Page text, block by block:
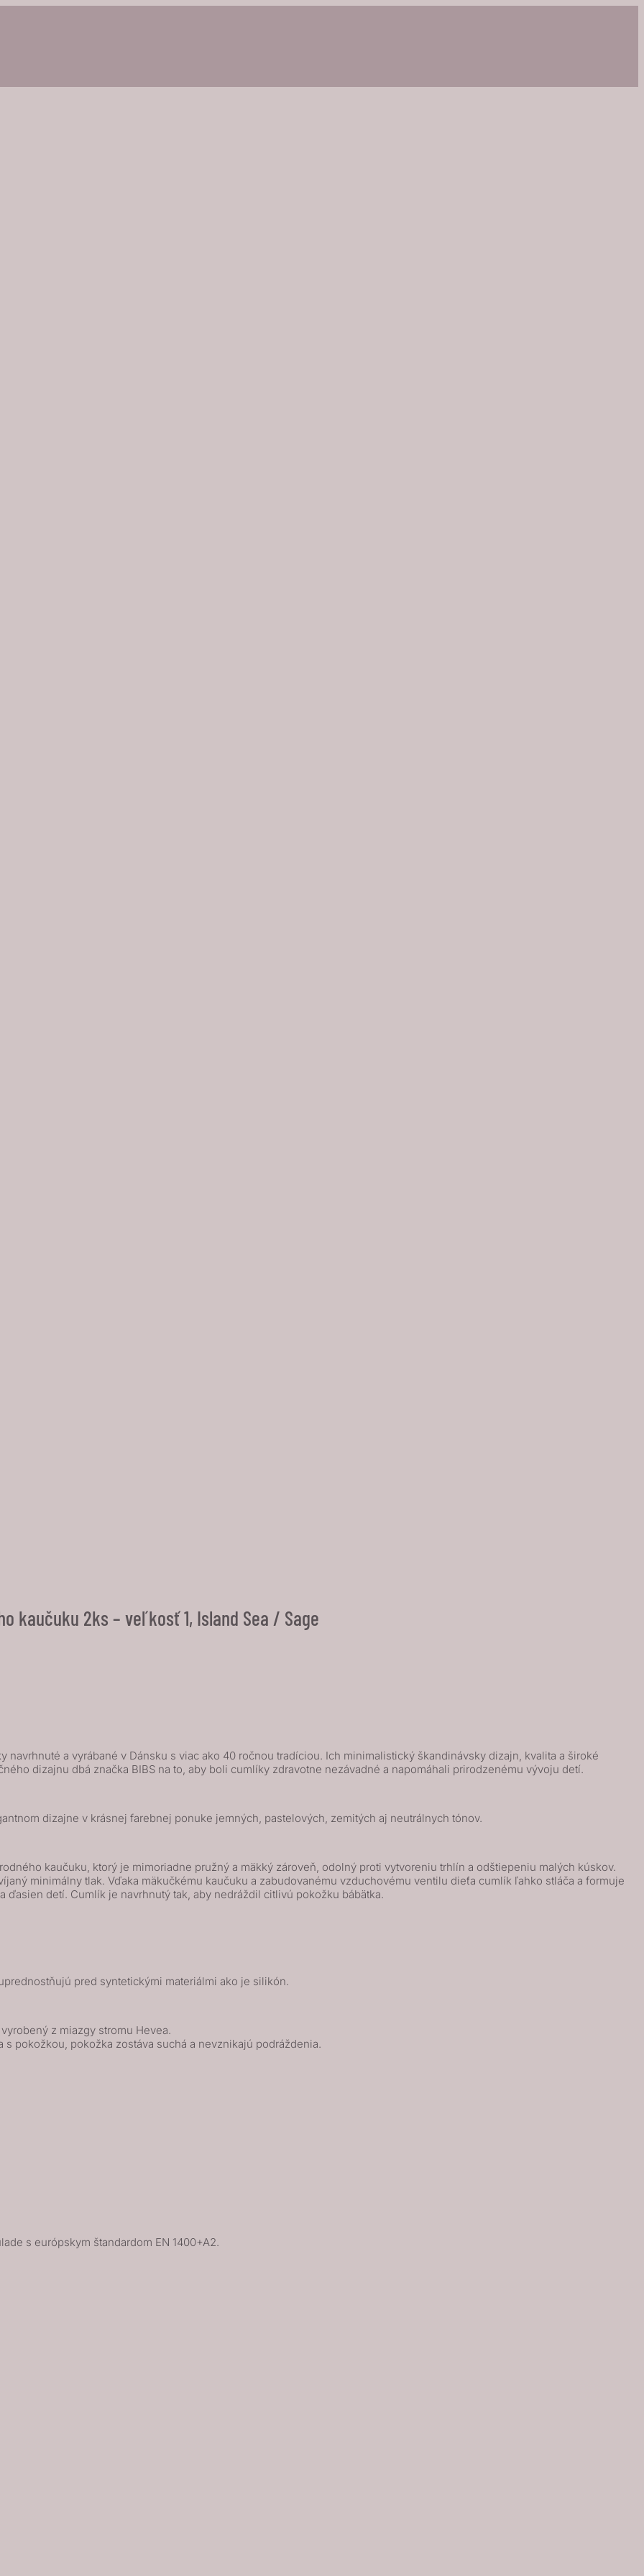
kaučuku 2ks – veľkosť 1, Island Sea / Sage
navrhnuté a vyrábané v Dánsku s viac ako 40 ročnou tradíciou. Ich minimalistický škandinávsky dizajn, kvalita a široké
dizajnu dbá značka BIBS na to, aby boli cumlíky zdravotne nezávadné a napomáhali prirodzenému vývoju detí.
dizajne v krásnej farebnej ponuke jemných, pastelových, zemitých aj neutrálnych tónov.
kaučuku, ktorý je mimoriadne pružný a mäkký zároveň, odolný proti vytvoreniu trhlín a odštiepeniu malých kúskov.
minimálny tlak. Vďaka mäkučkému kaučuku a zabudovanému vzduchovému ventilu dieťa cumlík ľahko stláča a formuje
detí. Cumlík je navrhnutý tak, aby nedráždil citlivú pokožku bábätka.
pred syntetickými materiálmi ako je silikón.
z miazgy stromu Hevea.
pokožkou, pokožka zostáva suchá a nevznikajú podráždenia.
s európskym štandardom EN 1400+A2.